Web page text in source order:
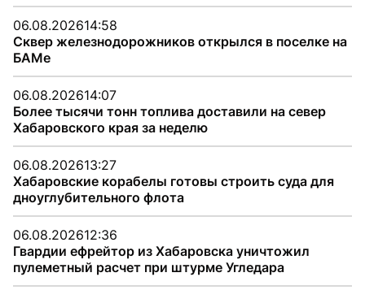
06.08.202614:58
Сквер железнодорожников открылся в поселке на
БАМе
06.08.202614:07
Более тысячи тонн топлива доставили на север
Хабаровского края за неделю
06.08.202613:27
Хабаровские корабелы готовы строить суда для
дноуглубительного флота
06.08.202612:36
Гвардии ефрейтор из Хабаровска уничтожил
пулеметный расчет при штурме Угледара